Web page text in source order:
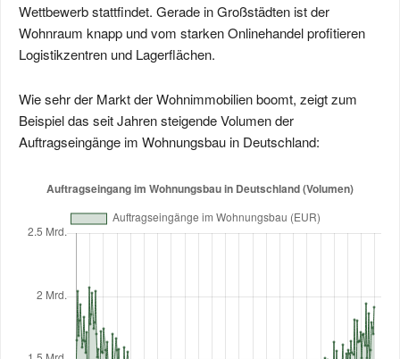
Wettbewerb stattfindet. Gerade in Großstädten ist der
Wohnraum knapp und vom starken Onlinehandel profitieren
Logistikzentren und Lagerflächen.
Wie sehr der Markt der Wohnimmobilien boomt, zeigt zum
Beispiel das seit Jahren steigende Volumen der
Auftragseingänge im Wohnungsbau in Deutschland: